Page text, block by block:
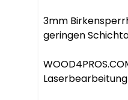
3mm
geringen